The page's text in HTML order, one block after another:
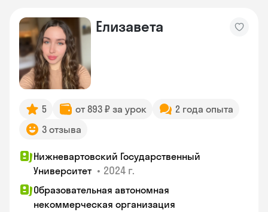
Елизавета
5 от 893 ₽ за урок
2 года опыта
3 отзыва
Нижневартовский Государственный
Университет • 2024 г.
Образовательная автономная
некоммерческая организация